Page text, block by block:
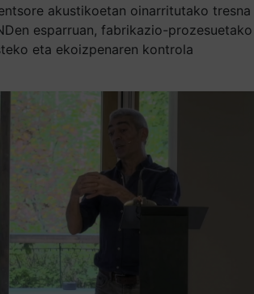
akustikoetan oinarritutako tresna
esparruan, fabrikazio-prozesuetako
eta ekoizpenaren kontrola